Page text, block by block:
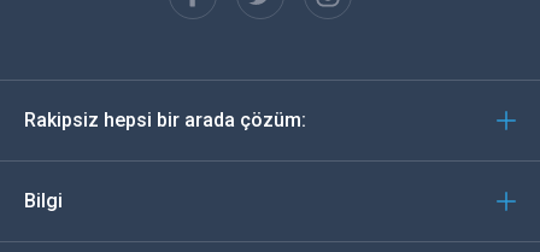
Español
Almanca
Rakipsiz hepsi bir arada çözüm:
Bilgi